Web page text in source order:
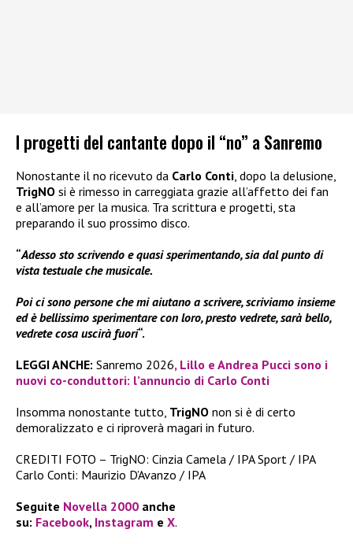
I progetti del cantante dopo il “no” a Sanremo
Nonostante il no ricevuto da Carlo Conti, dopo la delusione,
TrigNO si è rimesso in carreggiata grazie all’affetto dei fan
e all’amore per la musica. Tra scrittura e progetti, sta
preparando il suo prossimo disco.
“Adesso sto scrivendo e quasi sperimentando, sia dal punto di
vista testuale che musicale.
Poi ci sono persone che mi aiutano a scrivere, scriviamo insieme
ed è bellissimo sperimentare con loro, presto vedrete, sarà bello,
vedrete cosa uscirà fuori“.
LEGGI ANCHE: Sanremo 2026, Lillo e Andrea Pucci sono i
nuovi co-conduttori: l’annuncio di Carlo Conti
Insomma nonostante tutto, TrigNO non si è di certo
demoralizzato e ci riproverà magari in futuro.
CREDITI FOTO – TrigNO: Cinzia Camela / IPA Sport / IPA
Carlo Conti: Maurizio D’Avanzo / IPA
Seguite Novella 2000 anche
su: Facebook, Instagram e X.